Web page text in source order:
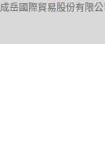
成岳國際貿易股份有限公